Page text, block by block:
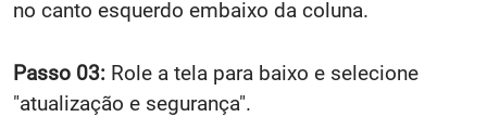
no canto esquerdo embaixo da coluna.
Passo 03: Role a tela para baixo e selecione
"atualização e segurança".